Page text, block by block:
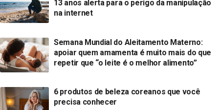
13 anos alerta para o perigo da manipulação
na internet
Semana Mundial do Aleitamento Materno:
apoiar quem amamenta é muito mais do que
repetir que “o leite é o melhor alimento”
6 produtos de beleza coreanos que você
precisa conhecer